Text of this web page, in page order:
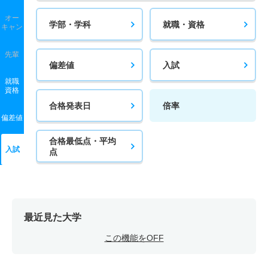
オー
キャン
先輩
就職
資格
偏差値
入試
学部・学科 就職・資格
偏差値 入試
合格発表日 倍率
合格最低点・平均
点
最近見た大学
この機能をOFF